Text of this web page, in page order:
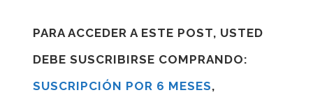
PARA ACCEDER A ESTE POST, USTED
DEBE SUSCRIBIRSE COMPRANDO:
SUSCRIPCIÓN POR 6 MESES,